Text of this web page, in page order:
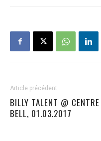
Article précédent
BILLY TALENT @ CENTRE
BELL, 01.03.2017